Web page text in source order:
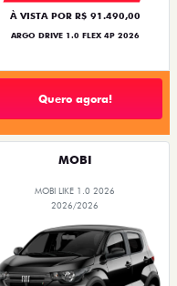
À VISTA POR R$ 91.490,00
ARGO DRIVE 1.0 FLEX 4P 2026
Quero agora!
MOBI
MOBI LIKE 1.0 2026
2026/2026